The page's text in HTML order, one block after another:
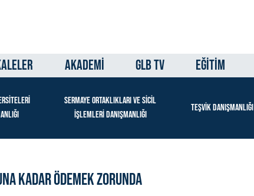
AKADEMİ GLB TV EĞİTİM
SERMAYE ORTAKLIKLARI VE SİCİL
İŞLEMLERİ DANIŞMANLIĞI
TEŞVİK DANIŞMANLIĞI
Kadar Ödemek Zorunda